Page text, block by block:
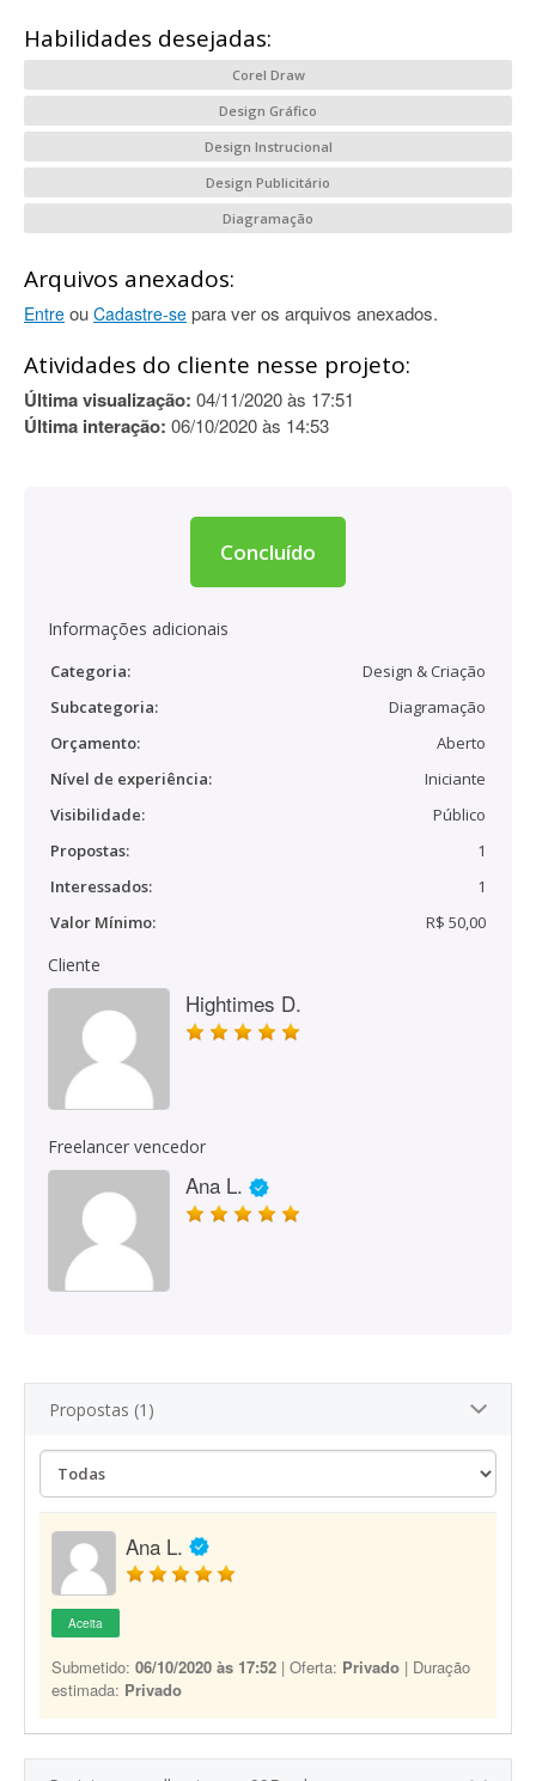
Habilidades desejadas:
Corel Draw
Design Gráfico
Design Instrucional
Design Publicitário
Diagramação
Arquivos anexados:
Entre ou Cadastre-se para ver os arquivos anexados.
Atividades do cliente nesse projeto:
Última visualização: 04/11/2020 às 17:51
Última interação: 06/10/2020 às 14:53
Concluído
Informações adicionais
Categoria:
Design & Criação
Subcategoria:
Diagramação
Orçamento:
Aberto
Nível de experiência:
Iniciante
Visibilidade:
Público
Propostas:
1
Interessados:
1
Valor Mínimo:
R$ 50,00
Cliente
Hightimes D.
Freelancer vencedor
Ana L.
Propostas (1)
Ana L.
Aceita
Submetido: 06/10/2020 às 17:52 | Oferta: Privado | Duração
estimada: Privado